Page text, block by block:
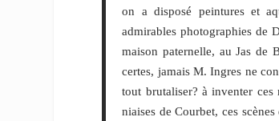
on a disposé peintures et
admirables photographies de
maison paternelle, au Jas de
certes, jamais M. Ingres ne
tout brutaliser? à inventer
niaises de Courbet, ces